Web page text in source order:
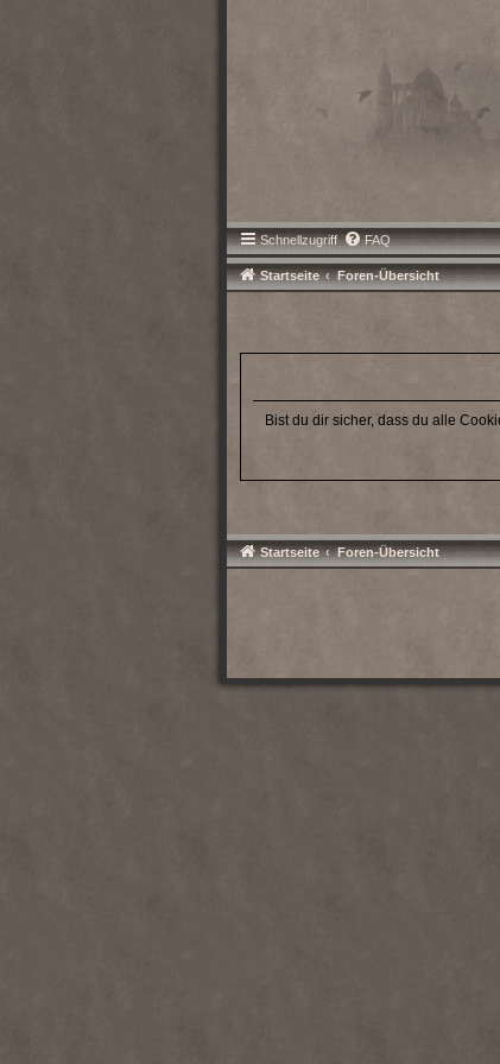
Schnellzugriff FAQ
Startseite Foren-Übersicht
Bist du dir sicher, dass du alle
Startseite Foren-Übersicht